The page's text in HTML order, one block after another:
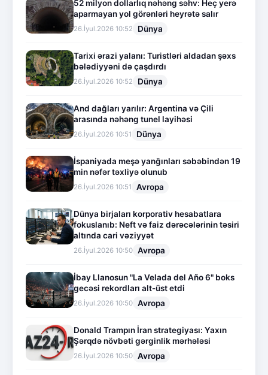
52 milyon dollarlıq nəhəng səhv: Heç yerə
aparmayan yol görənləri heyrətə salır
26.İyul.2026 10:52 Dünya
Tarixi ərazi yalanı: Turistləri aldadan şəxs
bələdiyyəni də çaşdırdı
26.İyul.2026 10:52 Dünya
And dağları yarılır: Argentina və Çili
arasında nəhəng tunel layihəsi
26.İyul.2026 10:51 Dünya
İspaniyada meşə yanğınları səbəbindən 19
min nəfər təxliyə olunub
26.İyul.2026 10:51 Avropa
Dünya birjaları korporativ hesabatlara
fokuslanıb: Neft və faiz dərəcələrinin təsiri
altında cari vəziyyət
26.İyul.2026 10:50 Avropa
İbay Llanosun "La Velada del Año 6" boks
gecəsi rekordları alt-üst etdi
26.İyul.2026 10:50 Avropa
Donald Trampın İran strategiyası: Yaxın
Şərqdə növbəti gərginlik mərhələsi
26.İyul.2026 10:50 Avropa